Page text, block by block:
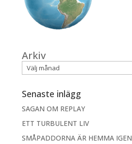
Arkiv
Senaste inlägg
SAGAN OM REPLAY
ETT TURBULENT LIV
SMÅPADDORNA ÄR HEMMA IGEN